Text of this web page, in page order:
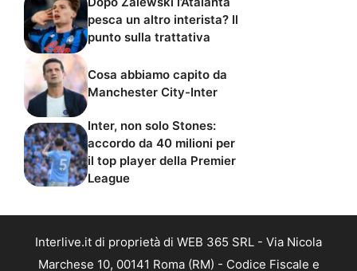
pesca un altro interista? Il
punto sulla trattativa
Cosa abbiamo capito da
Manchester City-Inter
Inter, non solo Stones:
accordo da 40 milioni per
il top player della Premier
League
Interlive.it di proprietà di WEB 365 SRL - Via Nicola
Marchese 10, 00141 Roma (RM) - Codice Fiscale e